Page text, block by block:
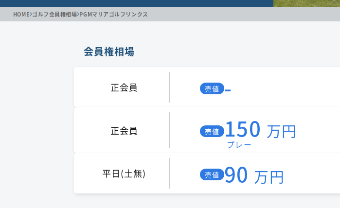
HOME ゴルフ会員権相場 PGMマリアゴルフリンクス
会員権相場
正会員 売値 -
正会員 売値 150 万円
プレー
平日(土無) 売値 90 万円